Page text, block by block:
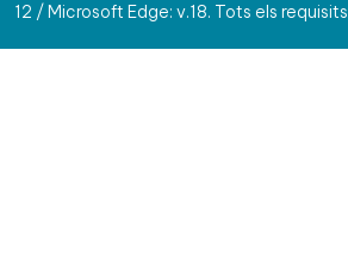
12 / Microsoft Edge: v.18. Tots els requisits